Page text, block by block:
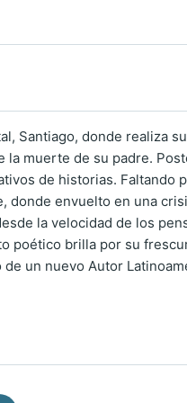
Santiago, donde realiza
muerte de su padre.
de historias. Faltando
donde envuelto en una
la velocidad de los
poético brilla por su
de un nuevo Autor